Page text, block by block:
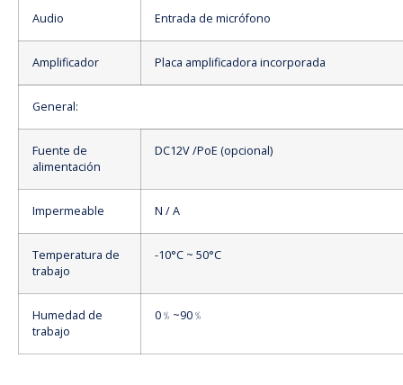
Audio Entrada de micrófono
Amplificador Placa amplificadora incorporada
General:
Fuente de
alimentación
DC12V /PoE (opcional)
Impermeable N / A
Temperatura de
trabajo
-10°C ~ 50°C
Humedad de
trabajo
0﹪~90﹪